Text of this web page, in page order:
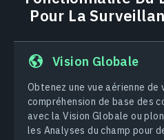
Pour La
Vision Globale
Obtenez une vue aérienne de
compréhension de base des
avec la Vision Globale ou
les Analyses du champ pour